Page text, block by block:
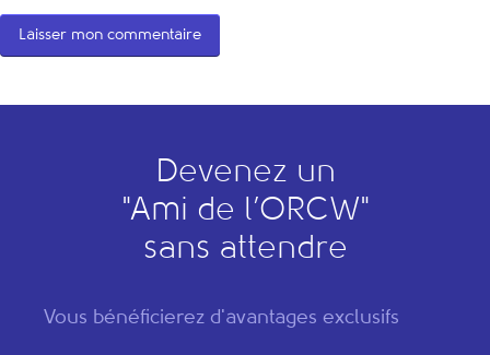
Devenez un
"Ami de l’ORCW"
sans attendre
Vous bénéficierez d'avantages exclusifs